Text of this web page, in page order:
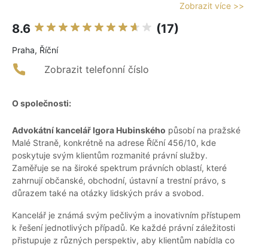
Zobrazit více >>
8.6 (17)
Praha, Říční
Zobrazit telefonní číslo
O společnosti:
Advokátní kancelář Igora Hubinského působí na pražské
Malé Straně, konkrétně na adrese Říční 456/10, kde
poskytuje svým klientům rozmanité právní služby.
Zaměřuje se na široké spektrum právních oblastí, které
zahrnují občanské, obchodní, ústavní a trestní právo, s
důrazem také na otázky lidských práv a svobod.
Kancelář je známá svým pečlivým a inovativním přístupem
k řešení jednotlivých případů. Ke každé právní záležitosti
přistupuje z různých perspektiv, aby klientům nabídla co